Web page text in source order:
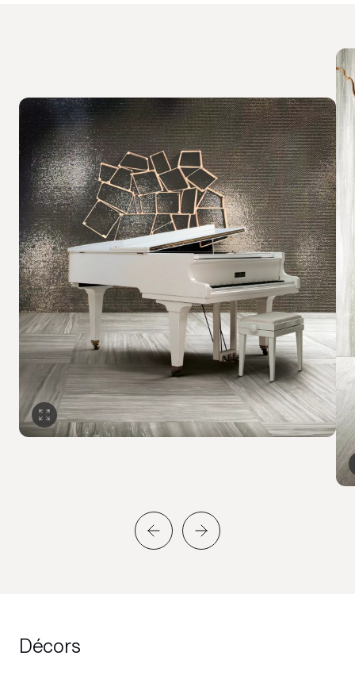
Décors